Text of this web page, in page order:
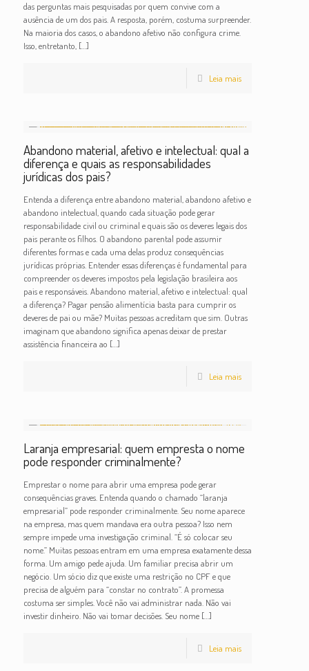
das perguntas mais pesquisadas por quem convive com a
ausência de um dos pais. A resposta, porém, costuma surpreender.
Na maioria dos casos, o abandono afetivo não configura crime.
Isso, entretanto, […]
Leia mais
Abandono material, afetivo e intelectual: qual a
diferença e quais as responsabilidades
jurídicas dos pais?
Entenda a diferença entre abandono material, abandono afetivo e
abandono intelectual, quando cada situação pode gerar
responsabilidade civil ou criminal e quais são os deveres legais dos
pais perante os filhos. O abandono parental pode assumir
diferentes formas e cada uma delas produz consequências
jurídicas próprias. Entender essas diferenças é fundamental para
compreender os deveres impostos pela legislação brasileira aos
pais e responsáveis. Abandono material, afetivo e intelectual: qual
a diferença? Pagar pensão alimentícia basta para cumprir os
deveres de pai ou mãe? Muitas pessoas acreditam que sim. Outras
imaginam que abandono significa apenas deixar de prestar
assistência financeira ao […]
Leia mais
Laranja empresarial: quem empresta o nome
pode responder criminalmente?
Emprestar o nome para abrir uma empresa pode gerar
consequências graves. Entenda quando o chamado “laranja
empresarial” pode responder criminalmente. Seu nome aparece
na empresa, mas quem mandava era outra pessoa? Isso nem
sempre impede uma investigação criminal. “É só colocar seu
nome.” Muitas pessoas entram em uma empresa exatamente dessa
forma. Um amigo pede ajuda. Um familiar precisa abrir um
negócio. Um sócio diz que existe uma restrição no CPF e que
precisa de alguém para “constar no contrato”. A promessa
costuma ser simples. Você não vai administrar nada. Não vai
investir dinheiro. Não vai tomar decisões. Seu nome[…]
Leia mais